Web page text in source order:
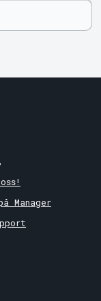
Manager